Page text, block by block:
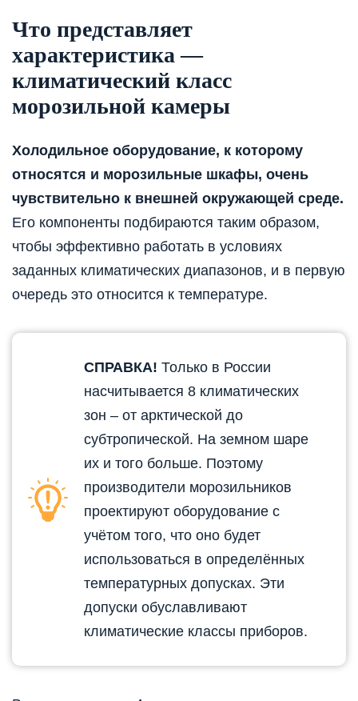
Что представляет
характеристика —
климатический класс
морозильной камеры
Холодильное оборудование, к которому
относятся и морозильные шкафы, очень
чувствительно к внешней окружающей среде.
Его компоненты подбираются таким образом,
чтобы эффективно работать в условиях
заданных климатических диапазонов, и в первую
очередь это относится к температуре.
СПРАВКА! Только в России
насчитывается 8 климатических
зон – от арктической до
субтропической. На земном шаре
их и того больше. Поэтому
производители морозильников
проектируют оборудование с
учётом того, что оно будет
использоваться в определённых
температурных допусках. Эти
допуски обуславливают
климатические классы приборов.